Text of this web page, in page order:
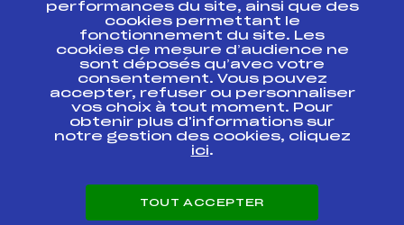
Pass’Neige
Projet sportif fédéral
Projet de performance fédéral
Antidopage
Pôle Développement, Formation, Suivi
Scientifique
Listes ministérielles
Pôle vie de l’athlète
Enseignement professionnel
Carrières
performances du site, ainsi que des
cookies permettant le
fonctionnement du site. Les
cookies de mesure d’audience ne
sont déposés qu’avec votre
consentement. Vous pouvez
accepter, refuser ou personnaliser
vos choix à tout moment. Pour
obtenir plus d'informations sur
notre gestion des cookies, cliquez
ici.
TOUT ACCEPTER